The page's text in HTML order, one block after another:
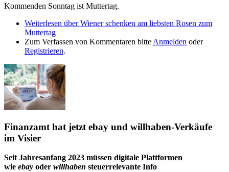
Kommenden Sonntag ist Muttertag.
Weiterlesen über Wiener schenken am liebsten Rosen zum
Muttertag
Zum Verfassen von Kommentaren bitte Anmelden oder
Registrieren.
Finanzamt hat jetzt ebay und willhaben-Verkäufe
im Visier
Seit Jahresanfang 2023 müssen digitale Plattformen
wie ebay oder willhaben steuerrelevante Info